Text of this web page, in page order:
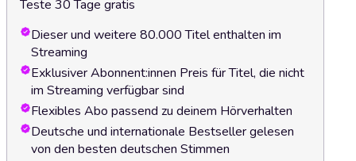
Teste 30 Tage gratis
Dieser und weitere 80.000 Titel enthalten im
Streaming
Exklusiver Abonnent:innen Preis für Titel, die nicht
im Streaming verfügbar sind
Flexibles Abo passend zu deinem Hörverhalten
Deutsche und internationale Bestseller gelesen
von den besten deutschen Stimmen